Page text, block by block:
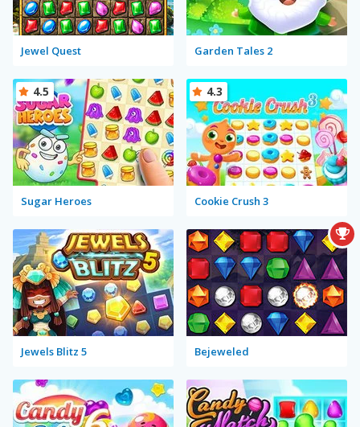
Jewel Quest Garden Tales 2
Sugar Heroes
4.5
Cookie Crush 3
4.3
Jewels Blitz 5 Bejeweled